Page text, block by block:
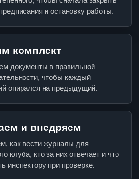
и остановку работы.
комплект
документы в правильной
чтобы каждый
опирался на предыдущий.
и внедряем
как вести журналы для
клуба, кто за них отвечает и что
инспектору при проверке.